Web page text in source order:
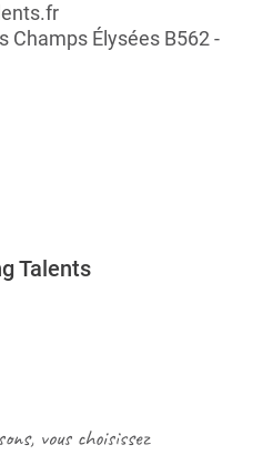
Champs Élysées B562 -
Talents
vous choisissez